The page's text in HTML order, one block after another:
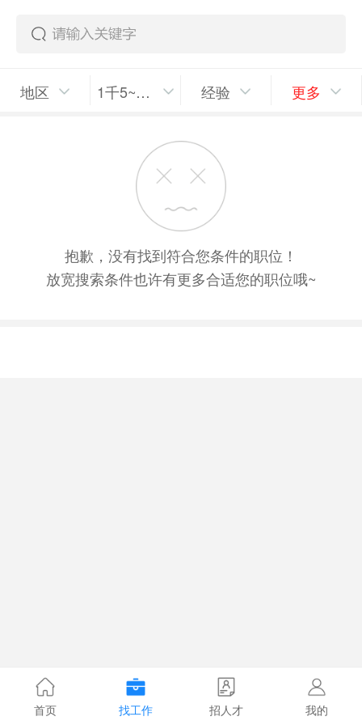
地区 1千5~2千/月 经验 更多
抱歉，没有找到符合您条件的职位！
放宽搜索条件也许有更多合适您的职位哦~
首页 找工作 招人才 我的